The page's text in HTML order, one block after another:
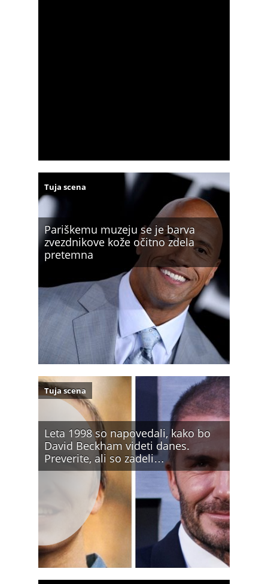
Pariškemu muzeju se je barva
zvezdnikove kože očitno zdela
pretemna
Tuja scena
Leta 1998 so napovedali, kako bo
David Beckham videti danes.
Preverite, ali so zadeli…
Tuja scena